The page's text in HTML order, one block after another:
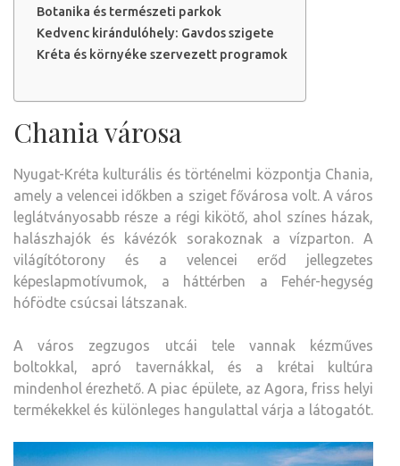
Botanika és természeti parkok
Kedvenc kirándulóhely: Gavdos szigete
Kréta és környéke szervezett programok
Chania városa
Nyugat-Kréta kulturális és történelmi központja Chania,
amely a velencei időkben a sziget fővárosa volt. A város
leglátványosabb része a régi kikötő, ahol színes házak,
halászhajók és kávézók sorakoznak a vízparton. A
világítótorony és a velencei erőd jellegzetes
képeslapmotívumok, a háttérben a Fehér-hegység
hófödte csúcsai látszanak.
A város zegzugos utcái tele vannak kézműves
boltokkal, apró tavernákkal, és a krétai kultúra
mindenhol érezhető. A piac épülete, az Agora, friss helyi
termékekkel és különleges hangulattal várja a látogatót.